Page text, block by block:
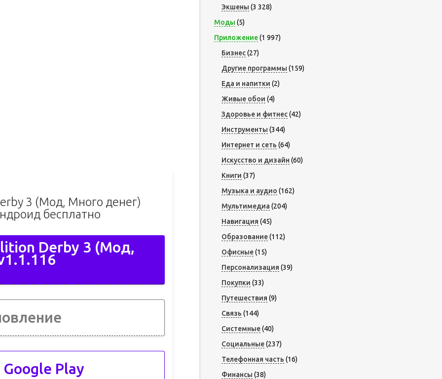
3 (Мод, Много денег)
бесплатно
Derby 3 (Мод,
Play
Экшены (3 328)
Моды (5)
Приложение(1 997)
Бизнес(27)
Другие программы (159)
Еда и напитки (2)
Живые обои (4)
Здоровье и фитнес(42)
Инструменты (344)
Интернет и сеть (64)
Искусство и дизайн (60)
Книги (37)
Музыка и аудио (162)
Мультимедиа (204)
Навигация (45)
Образование(112)
Офисные(15)
Персонализация (39)
Покупки (33)
Путешествия (9)
Связь (144)
Системные(40)
Социальные(237)
Телефонная часть (16)
Финансы (38)